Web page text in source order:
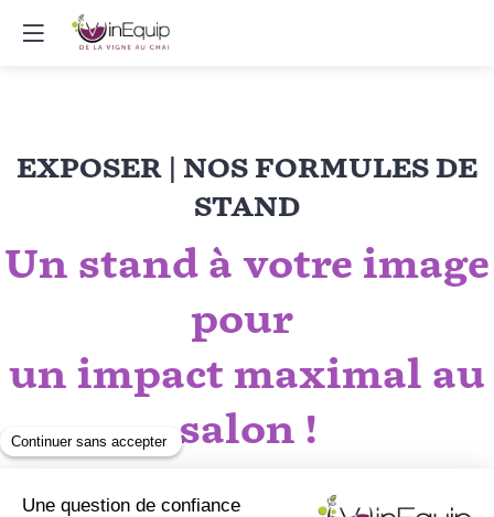
EXPOSER | NOS FORMULES DE
STAND
Un stand à votre image
pour
un impact maximal au
salon !